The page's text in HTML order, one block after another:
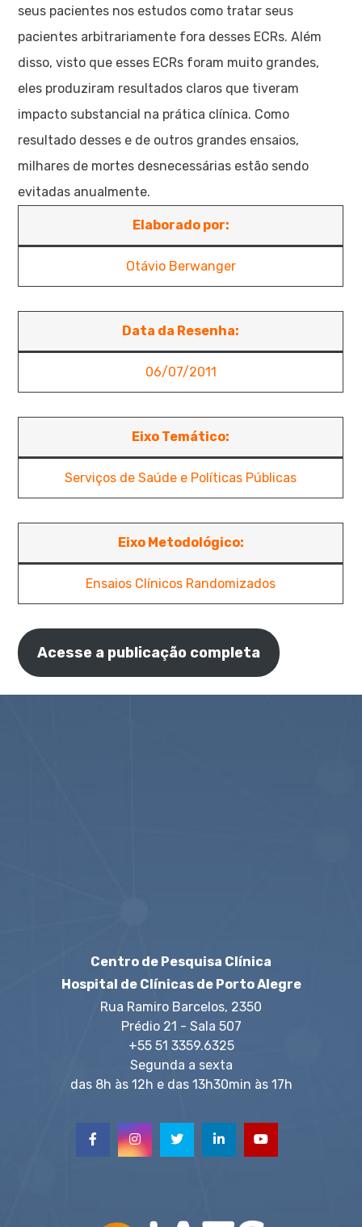
seus pacientes nos estudos como tratar seus
pacientes arbitrariamente fora desses ECRs. Além
disso, visto que esses ECRs foram muito grandes,
eles produziram resultados claros que tiveram
impacto substancial na prática clínica. Como
resultado desses e de outros grandes ensaios,
milhares de mortes desnecessárias estão sendo
evitadas anualmente.
Elaborado por:
Otávio Berwanger
Data da Resenha:
06/07/2011
Eixo Temático:
Serviços de Saúde e Políticas Públicas
Eixo Metodológico:
Ensaios Clínicos Randomizados
Acesse a publicação completa
Centro de Pesquisa Clínica
Hospital de Clínicas de Porto Alegre
Rua Ramiro Barcelos, 2350
Prédio 21 - Sala 507
+55 51 3359.6325
Segunda a sexta
das 8h às 12h e das 13h30min às 17h